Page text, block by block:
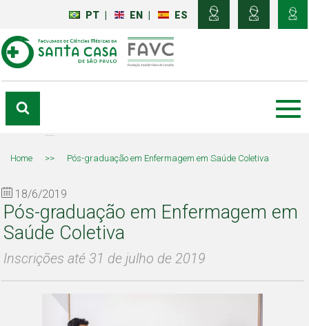
PT EN ES
Home >> Pós-graduação em Enfermagem em Saúde Coletiva
18/6/2019
Pós-graduação em Enfermagem em
Saúde Coletiva
Inscrições até 31 de julho de 2019